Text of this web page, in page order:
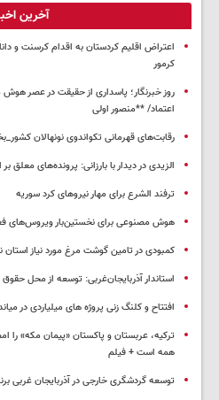
آخرین
اعتراض اقلیم کردستان به اقدام کرسنت و
کرمور
روز خبرنگار؛ پاسداری از حقیقت در عصر
اعتماد/ **منصور اولی
رقابت‌های قهرمانی تکواندوی نونهالان
الزیدی در دیدار با بارزانی: پرونده‌های
ترفند الشرع برای مهار نیروهای کرد سوریه
هوش مصنوعی برای نخستین‌بار ویروس‌های
کمبودی در تامین گوشت مرغ مورد نیاز استان
استاندار آذربایجان‌غربی: توسعه از محل
افتتاح و کلنگ زنی پروژه های میلیاردی در
ترکیه، عربستان و پاکستان «پیمان مکه» را
همه است + فیلم
توسعه گردشگری خارجی در آذربایجان غربی